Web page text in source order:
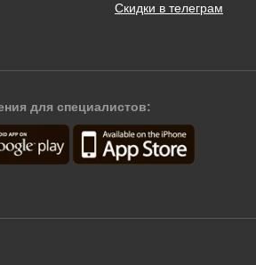
Скидки в телеграм
для специалистов: